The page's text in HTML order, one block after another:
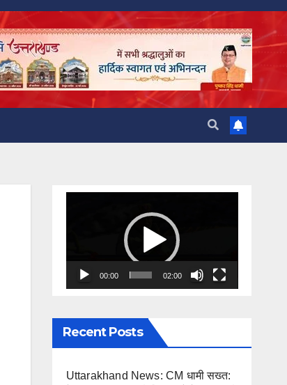
00:00 02:00
Recent Posts
Uttarakhand News: CM धामी सख्त: